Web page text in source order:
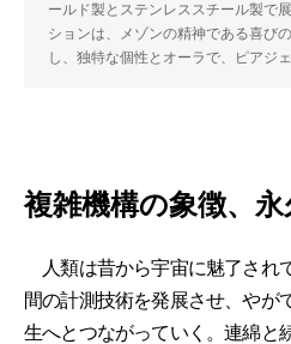
ールド製とステンレススチール製で
ションは、メゾンの精神である喜び
し、独特な個性とオーラで、ピアジ
複雑機構の象徴、
人類は昔から宇宙に魅了され
間の計測技術を発展させ、やが
生へとつながっていく。連綿と